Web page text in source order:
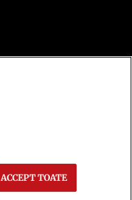
ACCEPT TOATE